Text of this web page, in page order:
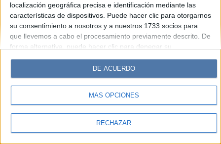
localización geográfica precisa e identificación mediante las
características de dispositivos. Puede hacer clic para otorgarnos
su consentimiento a nosotros y a nuestros 1733 socios para
que llevemos a cabo el procesamiento previamente descrito. De
forma alternativa, puede hacer clic para denegar su
cambiar sus preferencias antes de otorgar su consentimiento.
Tenga en cuenta que algún procesamiento de sus datos
personales puede no requerir de su consentimiento, pero usted
tiene el derecho de rechazar tal procesamiento. Sus
sus preferencias o retirar su consentimiento en cualquier
MÁS OPCIONES
RECHAZAR
DE ACUERDO